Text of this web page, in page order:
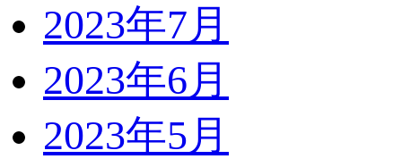
2023年7月
2023年6月
2023年5月